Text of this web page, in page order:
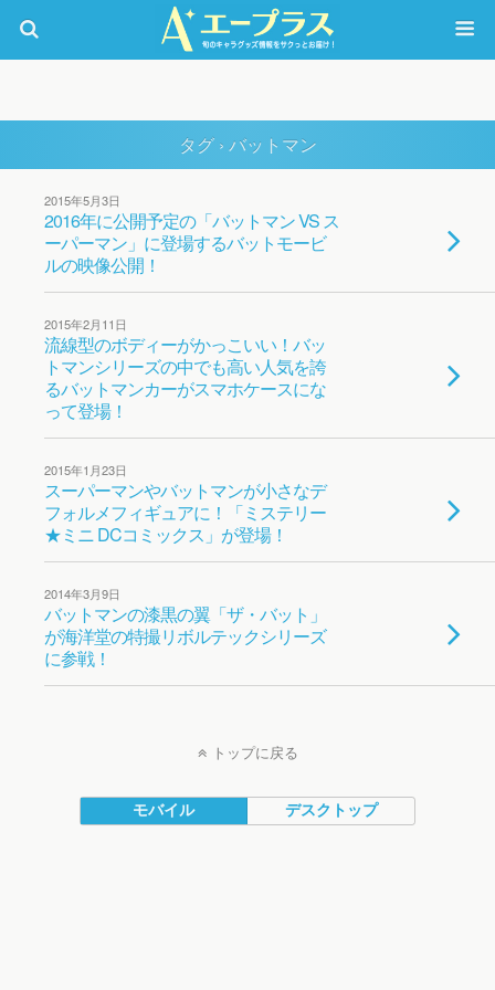
タグ › バットマン
2015年5月3日
2016年に公開予定の「バットマン VS ス
ーパーマン」に登場するバットモービ
ルの映像公開！
2015年2月11日
流線型のボディーがかっこいい！バッ
トマンシリーズの中でも高い人気を誇
るバットマンカーがスマホケースにな
って登場！
2015年1月23日
スーパーマンやバットマンが小さなデ
フォルメフィギュアに！「ミステリー
★ミニ DCコミックス」が登場！
2014年3月9日
バットマンの漆黒の翼「ザ・バット」
が海洋堂の特撮リボルテックシリーズ
に参戦！
トップに戻る
モバイル デスクトップ